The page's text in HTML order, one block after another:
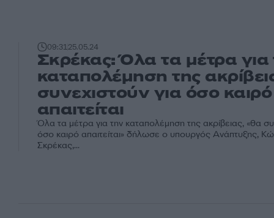
09:3125.05.24
Σκρέκας: Όλα τα μέτρα για
καταπολέμηση της
συνεχιστούν για όσο καιρό
απαιτείται
Όλα τα μέτρα για την καταπολέμηση της ακρίβειας, «θα
όσο καιρό απαιτείται» δήλωσε ο υπουργός Ανάπτυξης,
Σκρέκας,...